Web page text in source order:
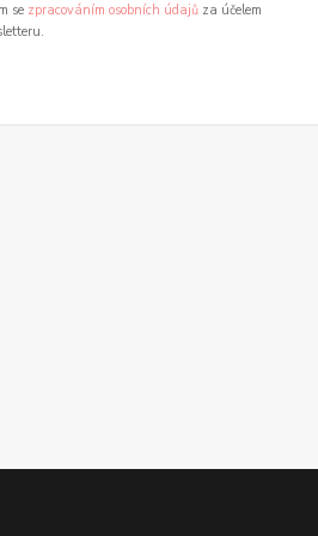
se zpracováním osobních údajů za účelem